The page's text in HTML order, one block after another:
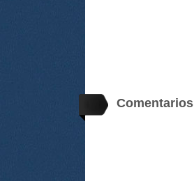
Comentarios